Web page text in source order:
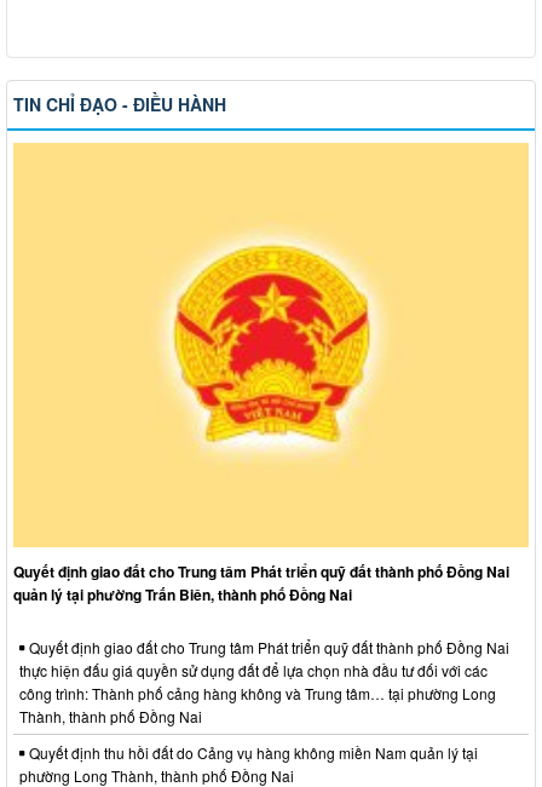
TIN CHỈ ĐẠO - ĐIỀU HÀNH
Quyết định giao đất cho Trung tâm Phát triển quỹ đất thành phố Đồng Nai
quản lý tại phường Trấn Biên, thành phố Đồng Nai
Quyết định giao đất cho Trung tâm Phát triển quỹ đất thành phố Đồng Nai
thực hiện đấu giá quyền sử dụng đất để lựa chọn nhà đầu tư đối với các
công trình: Thành phố cảng hàng không và Trung tâm… tại phường Long
Thành, thành phố Đồng Nai
Quyết định thu hồi đất do Cảng vụ hàng không miền Nam quản lý tại
phường Long Thành, thành phố Đồng Nai